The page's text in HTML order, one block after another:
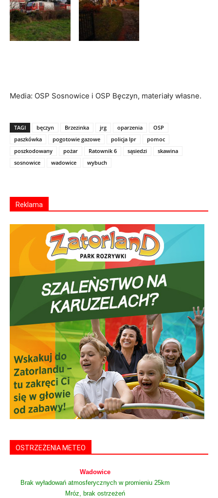
Media: OSP Sosnowice i OSP Bęczyn, materiały własne.
TAGI bęczyn Brzezinka jrg oparzenia
OSP
paszkówka
pogotowie gazowe policja lpr
pomoc
poszkodowany
pożar Ratownik 6 sąsiedzi
skawina
sosnowice
wadowice wybuch
Reklama
OSTRZEŻENIA METEO
Wadowice
Brak wyładowań atmosferycznych w promieniu 25km
Mróz, brak ostrzeżeń